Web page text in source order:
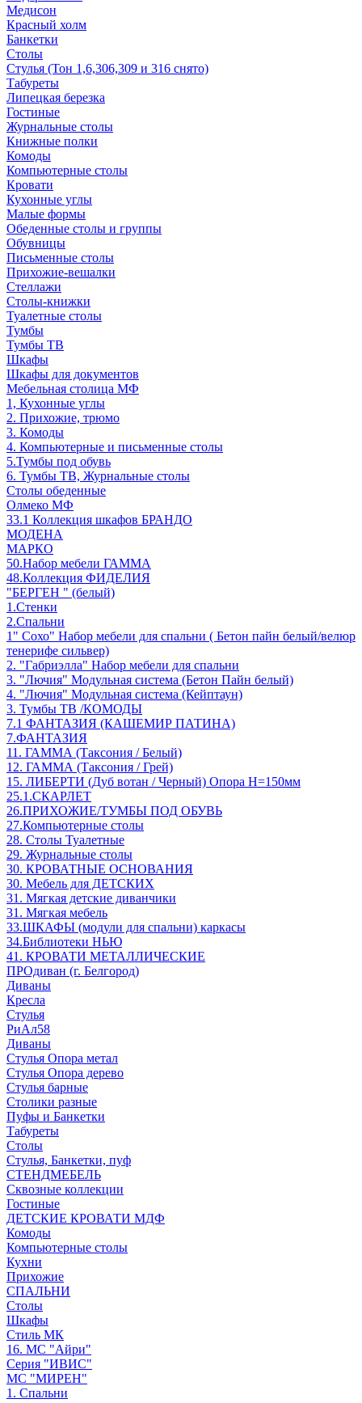
Медисон
Красный холм
Банкетки
Столы
Стулья (Тон 1,6,306,309 и 316 снято)
Табуреты
Липецкая березка
Гостиные
Журнальные столы
Книжные полки
Комоды
Компьютерные столы
Кровати
Кухонные углы
Малые формы
Обеденные столы и группы
Обувницы
Письменные столы
Прихожие-вешалки
Стеллажи
Столы-книжки
Туалетные столы
Тумбы
Тумбы ТВ
Шкафы
Шкафы для документов
Мебельная столица МФ
1, Кухонные углы
2. Прихожие, трюмо
3. Комоды
4. Компьютерные и письменные столы
5.Тумбы под обувь
6. Тумбы ТВ, Журнальные столы
Столы обеденные
Олмеко МФ
33.1 Коллекция шкафов БРАНДО
МОДЕНА
МАРКО
50.Набор мебели ГАММА
48.Коллекция ФИДЕЛИЯ
"БЕРГЕН " (белый)
1.Стенки
2.Спальни
1" Сохо" Набор мебели для спальни ( Бетон пайн белый/велюр
тенерифе сильвер)
2. "Габриэлла" Набор мебели для спальни
3. "Лючия" Модульная система (Бетон Пайн белый)
4. "Лючия" Модульная система (Кейптаун)
3. Тумбы ТВ /КОМОДЫ
7.1 ФАНТАЗИЯ (КАШЕМИР ПАТИНА)
7.ФАНТАЗИЯ
11. ГАММА (Таксония / Белый)
12. ГАММА (Таксония / Грей)
15. ЛИБЕРТИ (Дуб вотан / Черный) Опора Н=150мм
25.1.СКАРЛЕТ
26.ПРИХОЖИЕ/ТУМБЫ ПОД ОБУВЬ
27.Компьютерные столы
28. Столы Туалетные
29. Журнальные столы
30. КРОВАТНЫЕ ОСНОВАНИЯ
30. Мебель для ДЕТСКИХ
31. Мягкая детские диванчики
31. Мягкая мебель
33.ШКАФЫ (модули для спальни) каркасы
34.Библиотеки НЬЮ
41. КРОВАТИ МЕТАЛЛИЧЕСКИЕ
ПРОдиван (г. Белгород)
Диваны
Кресла
Стулья
РиАл58
Диваны
Стулья Опора метал
Стулья Опора дерево
Стулья барные
Столики разные
Пуфы и Банкетки
Табуреты
Столы
Стулья, Банкетки, пуф
СТЕНДМЕБЕЛЬ
Сквозные коллекции
Гостиные
ДЕТСКИЕ КРОВАТИ МДФ
Комоды
Компьютерные столы
Кухни
Прихожие
СПАЛЬНИ
Столы
Шкафы
Стиль МК
16. МС "Айри"
Серия "ИВИС"
МС "МИРЕН"
1. Спальни